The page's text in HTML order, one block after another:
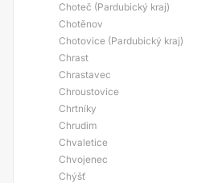
Choteč (Pardubický kraj)
Chotěnov
Chotovice (Pardubický kraj)
Chrast
Chrastavec
Chroustovice
Chrtníky
Chrudim
Chvaletice
Chvojenec
Chýšť